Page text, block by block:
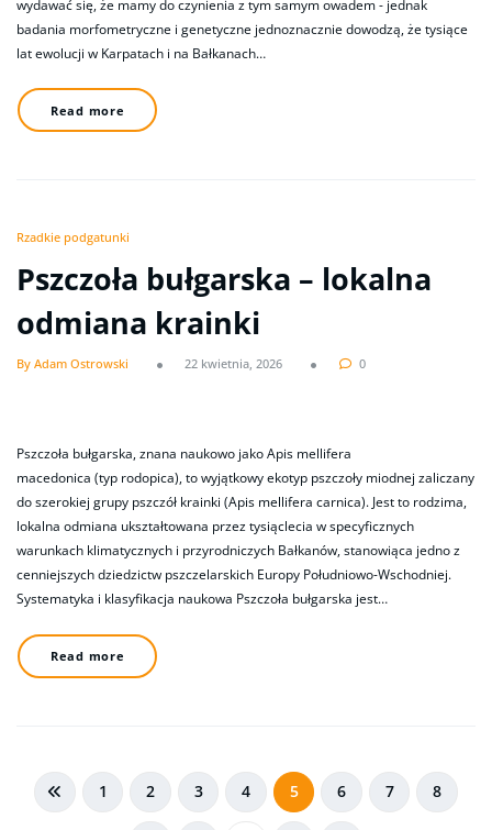
wydawać się, że mamy do czynienia z tym samym owadem - jednak
badania morfometryczne i genetyczne jednoznacznie dowodzą, że tysiące
lat ewolucji w Karpatach i na Bałkanach…
Read more
Rzadkie podgatunki
Pszczoła bułgarska – lokalna
odmiana krainki
By Adam Ostrowski 22 kwietnia, 2026 0
Pszczoła bułgarska, znana naukowo jako Apis mellifera
macedonica (typ rodopica), to wyjątkowy ekotyp pszczoły miodnej zaliczany
do szerokiej grupy pszczół krainki (Apis mellifera carnica). Jest to rodzima,
lokalna odmiana ukształtowana przez tysiąclecia w specyficznych
warunkach klimatycznych i przyrodniczych Bałkanów, stanowiąca jedno z
cenniejszych dziedzictw pszczelarskich Europy Południowo-Wschodniej.
Systematyka i klasyfikacja naukowa Pszczoła bułgarska jest…
Read more
Stronicowanie
1 2 3 4 5 6 7 8